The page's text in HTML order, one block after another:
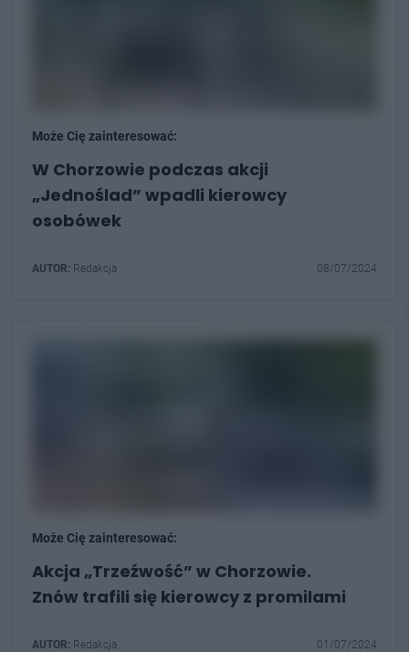
Może Cię zainteresować:
W Chorzowie podczas akcji
„Jednoślad” wpadli kierowcy
osobówek
AUTOR: Redakcja 08/07/2024
Może Cię zainteresować:
Akcja „Trzeźwość” w Chorzowie.
Znów trafili się kierowcy z promilami
AUTOR: Redakcja 01/07/2024